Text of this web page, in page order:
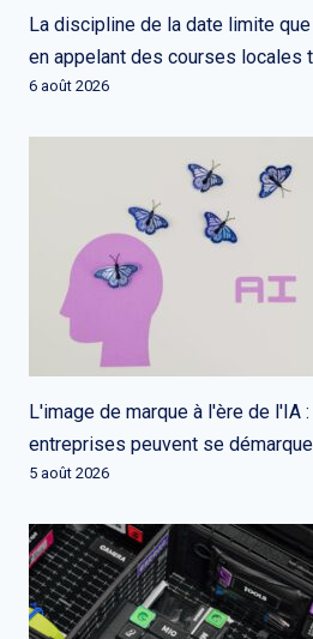
La discipline de la date limite
en appelant des courses locales
6 août 2026
L'image de marque à l'ère de l'IA
entreprises peuvent se
5 août 2026